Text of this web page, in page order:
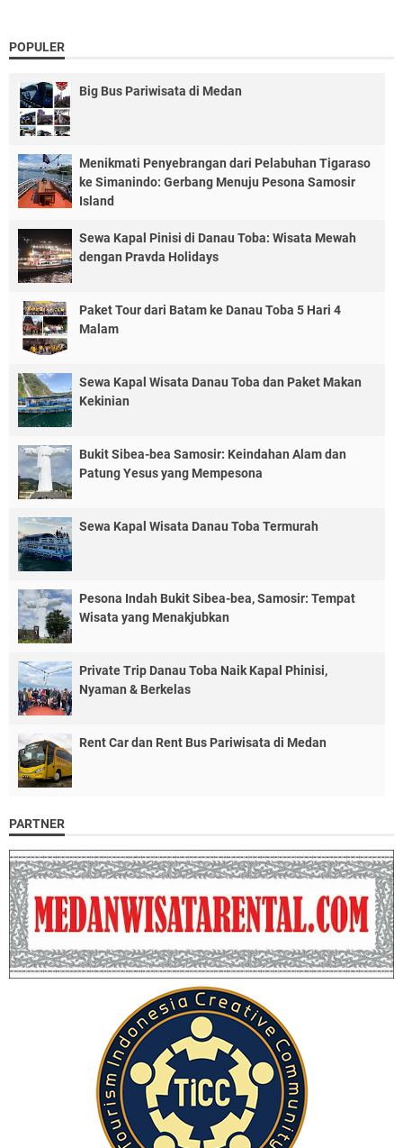
POPULER
Big Bus Pariwisata di Medan
Menikmati Penyebrangan dari Pelabuhan Tigaraso
ke Simanindo: Gerbang Menuju Pesona Samosir
Island
Sewa Kapal Pinisi di Danau Toba: Wisata Mewah
dengan Pravda Holidays
Paket Tour dari Batam ke Danau Toba 5 Hari 4
Malam
Sewa Kapal Wisata Danau Toba dan Paket Makan
Kekinian
Bukit Sibea-bea Samosir: Keindahan Alam dan
Patung Yesus yang Mempesona
Sewa Kapal Wisata Danau Toba Termurah
Pesona Indah Bukit Sibea-bea, Samosir: Tempat
Wisata yang Menakjubkan
Private Trip Danau Toba Naik Kapal Phinisi,
Nyaman & Berkelas
Rent Car dan Rent Bus Pariwisata di Medan
PARTNER